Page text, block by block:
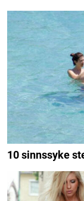
10 sinnssyke